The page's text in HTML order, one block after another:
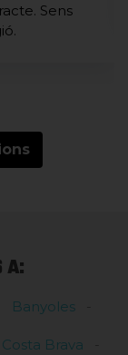
Sens
A:
Banyoles
Costa Brava